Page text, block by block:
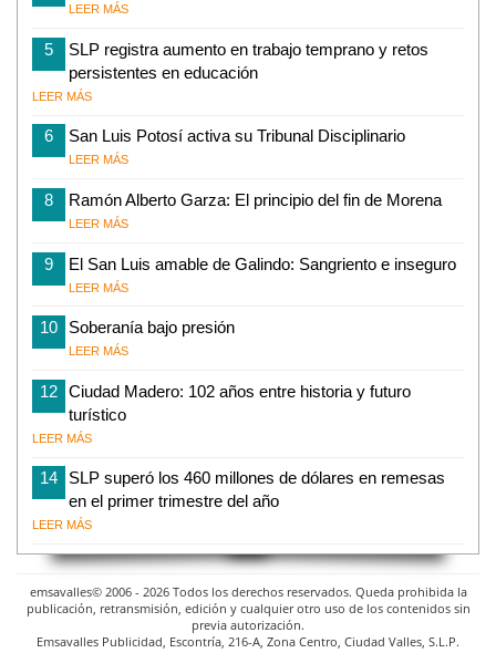
LEER MÁS
5
SLP registra aumento en trabajo temprano y retos
persistentes en educación
LEER MÁS
6 San Luis Potosí activa su Tribunal Disciplinario
LEER MÁS
8 Ramón Alberto Garza: El principio del fin de Morena
LEER MÁS
9 El San Luis amable de Galindo: Sangriento e inseguro
LEER MÁS
10 Soberanía bajo presión
LEER MÁS
12
Ciudad Madero: 102 años entre historia y futuro
turístico
LEER MÁS
14
SLP superó los 460 millones de dólares en remesas
en el primer trimestre del año
LEER MÁS
emsavalles© 2006 - 2026 Todos los derechos reservados. Queda prohibida la
publicación, retransmisión, edición y cualquier otro uso de los contenidos sin
previa autorización.
Emsavalles Publicidad, Escontría, 216-A, Zona Centro, Ciudad Valles, S.L.P.